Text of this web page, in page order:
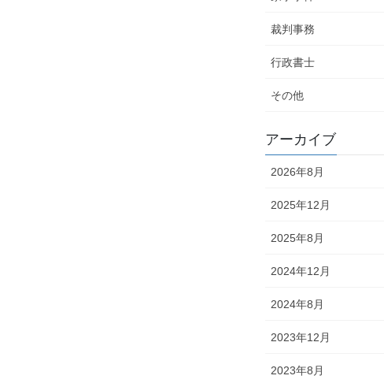
裁判事務
行政書士
その他
アーカイブ
2026年8月
2025年12月
2025年8月
2024年12月
2024年8月
2023年12月
2023年8月